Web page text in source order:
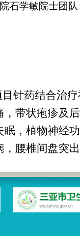
石学敏院士团
针药结合治
，带状疱疹及
眠，植物神经
，腰椎间盘突